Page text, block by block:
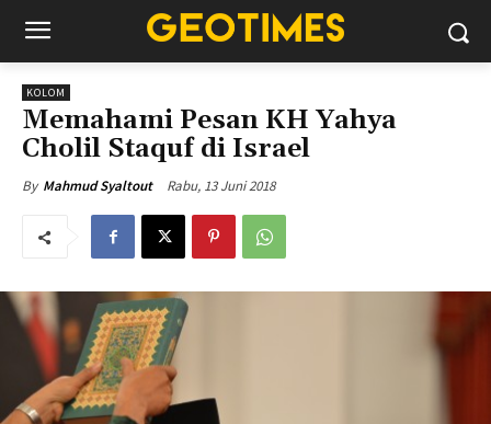
KOLOM
Memahami Pesan KH Yahya
Cholil Staquf di Israel
By Mahmud Syaltout Rabu, 13 Juni 2018